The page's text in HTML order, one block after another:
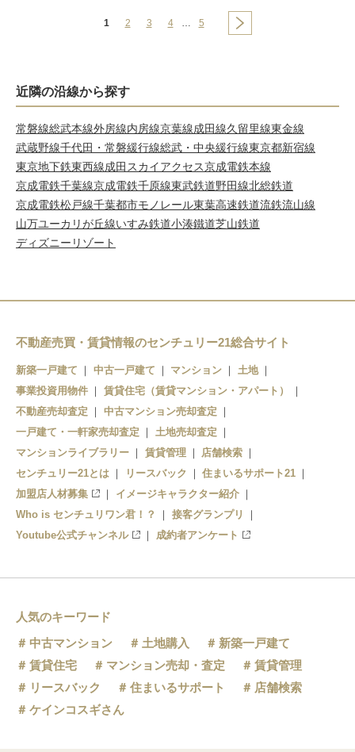
1 2 3 4 … 5
近隣の沿線から探す
常磐線総武本線外房線内房線京葉線成田線久留里線東金線
武蔵野線千代田・常磐緩行線総武・中央緩行線東京都新宿線
東京地下鉄東西線成田スカイアクセス京成電鉄本線
京成電鉄千葉線京成電鉄千原線東武鉄道野田線北総鉄道
京成電鉄松戸線千葉都市モノレール東葉高速鉄道流鉄流山線
山万ユーカリが丘線いすみ鉄道小湊鐵道芝山鉄道
ディズニーリゾート
不動産売買・賃貸情報のセンチュリー21総合サイト
新築一戸建て 中古一戸建て マンション
土地
事業投資用物件
賃貸住宅（賃貸マンション・アパート）
不動産売却査定
中古マンション売却査定
一戸建て・一軒家売却査定
土地売却査定
マンションライブラリー
賃貸管理
店舗検索
センチュリー21とは
リースバック
住まいるサポート21
加盟店人材募集
イメージキャラクター紹介
Who is センチュリワン君！？
接客グランプリ
Youtube公式チャンネル
成約者アンケート
人気のキーワード
中古マンション
土地購入
新築一戸建て
賃貸住宅
マンション売却・査定
賃貸管理
リースバック
住まいるサポート
店舗検索
ケインコスギさん